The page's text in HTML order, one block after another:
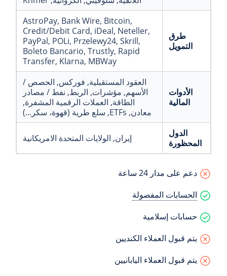
طرق
التمويل
AstroPay, Bank Wire, Bitcoin,
Credit/Debit Card, iDeal, Neteller,
PayPal, POLi, Przelewy24, Skrill,
Boleto Bancario, Trustly, Rapid
Transfer, Klarna, MBWay
الأدوات
المالية
العقود المستقبلية, فوركس, الحصص /
الأسهم, مؤشرات, الربط, نفط / مصادر
الطاقة, العملات الرقمية المشفرة,
معادن, ETFs
, سلع طرية (قهوة، سكر...)
الدول
المحظورة
إيران, الولايات المتحدة الامريكانية
دعم على مدار 24 ساعة
الحسابات المفصولة
حسابات إسلامية
يتم قبول العملاء الكنديين
يتم قبول العملاء اليابانيين